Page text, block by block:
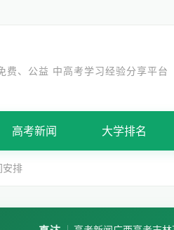
费、公益 中高考学习经验分享平台
高考新闻 大学排名
安排